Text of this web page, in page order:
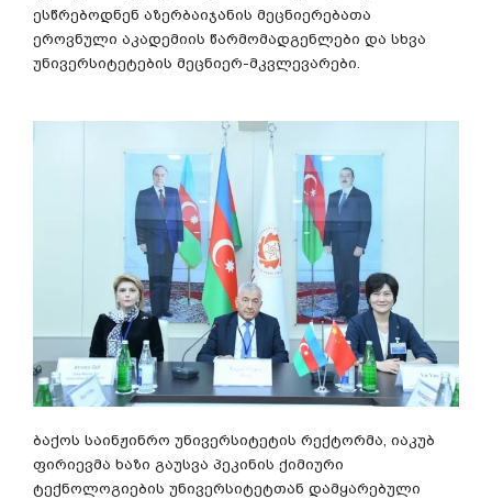
ესწრებოდნენ აზერბაიჯანის მეცნიერებათა
ეროვნული აკადემიის წარმომადგენლები და სხვა
უნივერსიტეტების მეცნიერ-მკვლევარები.
ბაქოს საინჟინრო უნივერსიტეტის რექტორმა, იაკუბ
ფირიევმა ხაზი გაუსვა პეკინის ქიმიური
ტექნოლოგიების უნივერსიტეტთან დამყარებული